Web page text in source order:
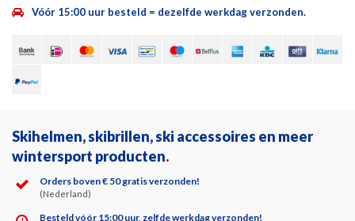
Vóór 15:00 uur besteld = dezelfde werkdag verzonden.
Skihelmen, skibrillen, ski accessoires en meer
wintersport producten.
Orders boven € 50 gratis verzonden!
(Nederland)
Besteld vóór 15:00 uur, zelfde werkdag verzonden!